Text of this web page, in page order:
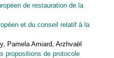
de restauration de la
et du conseil relatif à la
Pamela Amiard, Arzhvaël
propositions de protocole